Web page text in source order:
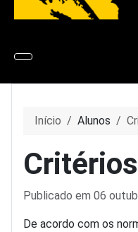
Início Alunos
Detalhes
Publicado em 06
De acordo com ​os